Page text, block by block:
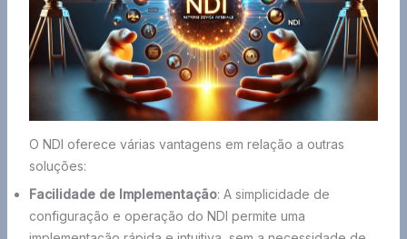
O NDI oferece várias vantagens em relação a outras
soluções:
Facilidade de Implementação: A simplicidade de
configuração e operação do NDI permite uma